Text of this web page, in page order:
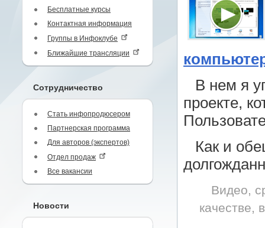
Бесплатные курсы
Контактная информация
Группы в Инфоклубе
Ближайшие трансляции
Сотрудничество
Стать инфопродюсером
Партнерская программа
Для авторов (экспертов)
Отдел продаж
Все вакансии
Новости
В нем я
проекте,
Как и
Видео,
качестве,